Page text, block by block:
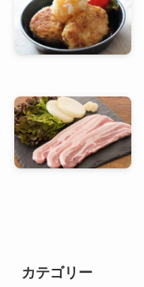
カテゴリー